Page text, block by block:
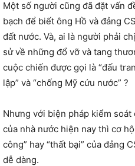
Một số người cũng đã đặt vấn
bạch để biết ông Hồ và đảng
đất nước. Và, ai là người phải
sử về những đổ vỡ và tang
cuộc chiến được gọi là “đấu
lập” và “chống Mỹ cứu nước” ?
Nhưng với biện pháp kiểm soát
của nhà nước hiện nay thì cơ
công” hay “thất bại” của đảng
dễ dàng.